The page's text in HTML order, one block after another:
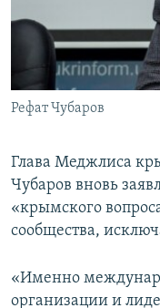
ПОБЕДИТЕЛЕЙ НЕ
КРЫМ.НЕПОКОРЕННЫЙ
УКРАИНСКАЯ
ПРИСОЕДИНЯЙТЕСЬ!
Рефат Чубаров
Глава Меджлиса
Чубаров вновь
«крымского
сообщества,
«Именно
организации и